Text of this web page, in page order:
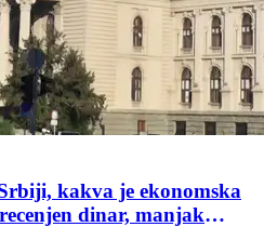
kakva je ekonomska
dinar, manjak